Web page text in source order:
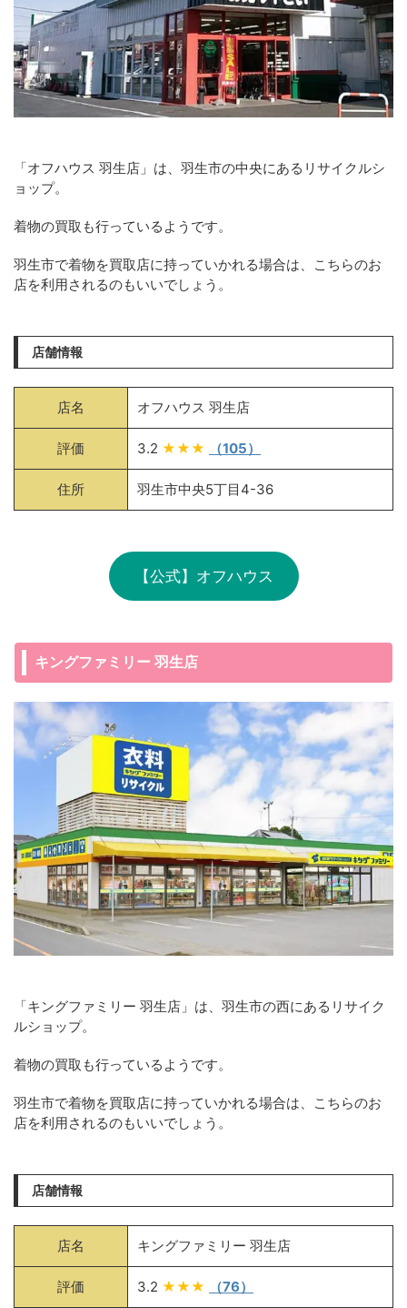
「オフハウス 羽生店」は、羽生市の中央にあるリサイクルシ
ョップ。
着物の買取も行っているようです。
羽生市で着物を買取店に持っていかれる場合は、こちらのお
店を利用されるのもいいでしょう。
店舗情報
店名 オフハウス 羽生店
評価 3.2 ★★★ （105）
住所 羽生市中央5丁目4-36
【公式】オフハウス
キングファミリー 羽生店
「キングファミリー 羽生店」は、羽生市の西にあるリサイク
ルショップ。
着物の買取も行っているようです。
羽生市で着物を買取店に持っていかれる場合は、こちらのお
店を利用されるのもいいでしょう。
店舗情報
店名 キングファミリー 羽生店
評価 3.2 ★★★ （76）